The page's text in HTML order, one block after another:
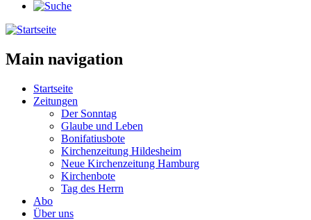
Main navigation
Startseite
Zeitungen
Der Sonntag
Glaube und Leben
Bonifatiusbote
Kirchenzeitung Hildesheim
Neue Kirchenzeitung Hamburg
Kirchenbote
Tag des Herrn
Abo
Über uns